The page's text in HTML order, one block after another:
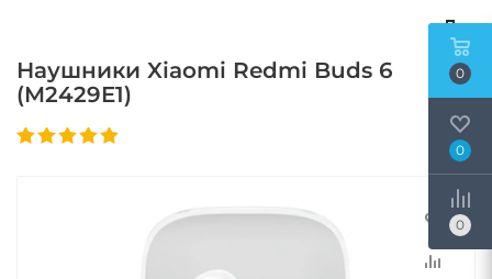
Наушники Xiaomi Redmi Buds 6
(M2429E1)
0
0
0